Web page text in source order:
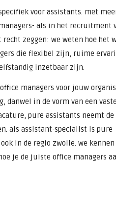
voor assistants. met
als in het recruitment
zeggen: we weten hoe het
die flexibel zijn, ruime
inzetbaar zijn.
managers voor jouw
danwel in de vorm van een vaste
pure assistants neemt de
als assistant-specialist is pure
in de regio zwolle. we kennen
je de juiste office managers